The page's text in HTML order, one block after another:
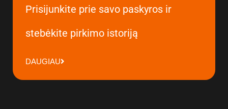
Prisijunkite prie savo paskyros ir
stebėkite pirkimo istoriją
DAUGIAU